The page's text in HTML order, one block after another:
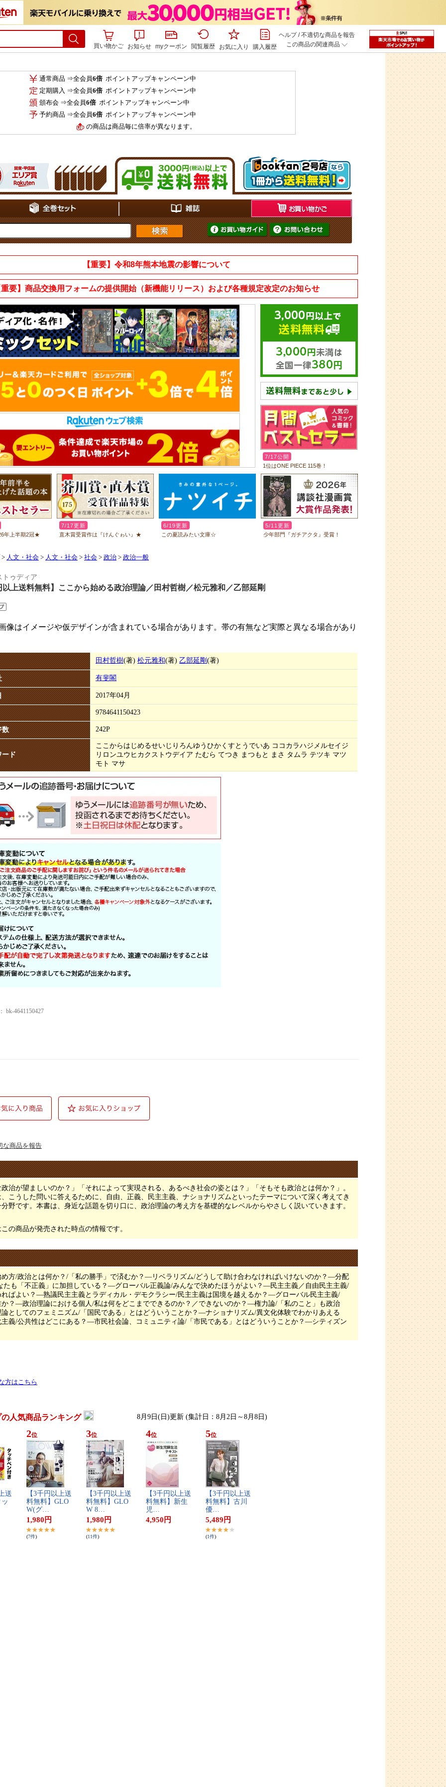
買い物かご お知らせ myクーポン 閲覧履歴 お気に入り 購入履歴
ヘルプ/不適切な商品を報告
この商品の関連商品
通常商品 ⇒全会員6倍ポイントアップキャンペーン中
定期購入 ⇒全会員6倍ポイントアップキャンペーン中
頒布会 ⇒全会員6倍ポイントアップキャンペーン中
予約商品 ⇒全会員6倍ポイントアップキャンペーン中
の商品は商品毎に倍率が異なります。
> 人文・社会 > 人文・社会 > 社会 > 政治 > 政治一般
トゥディア
以上送料無料】ここから始める政治理論／田村哲樹／松元雅和／乙部延剛
像はイメージや仮デザインが含まれている場合があります。帯の有無など実際と異なる場合があり
田村哲樹(著) 松元雅和(著) 乙部延剛 (著)
有斐閣
2017年04月
9784641150423
数 242P
ード
ここからはじめるせいじりろんゆうひかくすとうでいあ ココカラハジメルセイジ
リロンユウヒカクストウデイア たむら てつき まつもと まさ タムラ テツキ マツ
モト マサ
bk-4641150427
な商品を報告
治が望ましいのか？」「それによって実現される、あるべき社会の姿とは？」「そもそも政治とは何か？」。
こうした問いに答えるために、自由、正義、民主主義、ナショナリズムといったテーマについて深く考えてき
野です。本書は、身近な話題を切り口に、政治理論の考え方を基礎的なレベルからやさしく説いていきます。
の商品が発売された時点の情報です。
め方/政治とは何か？/「私の勝手」で済むか？―リベラリズム/どうして助け合わなければいけないのか？―分配
たも「不正義」に加担している？―グローバル正義論/みんなで決めたほうがよい？―民主主義／自由民主主義/
ればよい？―熟議民主主義とラディカル・デモクラシー/民主主義は国境を越えるか？―グローバル民主主義/
か？―政治理論における個人/私は何をどこまでできるのか？／できないのか？―権力論/「私のこと」も政治
としてのフェミニズム/「国民である」とはどういうことか？―ナショナリズム/異文化体験でわかりあえる
義/公共性はどこにある？―市民社会論、コミュニティ論/「市民である」とはどういうことか？―シティズン
方はこちら
人気商品ランキング 8月9日(日)更新 (集計日：8月2日～8月8日)
送​
2位
【​3​千​円​以​上​送​
料​無​料​】​G​L​O​
W​(​グ​…
1,980 円
(7件)
3位
【​3​千​円​以​上​送​
料​無​料​】​G​L​O​
W​ ​8​…
1,980 円
(11件)
4位
【​3​千​円​以​上​送​
料​無​料​】​新​生​
児​…
4,950 円
5位
【​3​千​円​以​上​送​
料​無​料​】​古​川​
優​…
5,489 円
(1件)